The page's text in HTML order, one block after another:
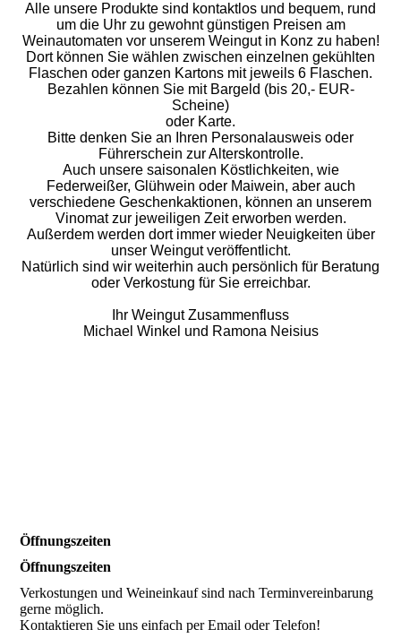
Alle unsere Produkte sind kontaktlos und bequem, rund
um die Uhr zu gewohnt günstigen Preisen am
Weinautomaten vor unserem Weingut in Konz zu haben!
Dort können Sie wählen zwischen einzelnen gekühlten
Flaschen oder ganzen Kartons mit jeweils 6 Flaschen.
Bezahlen können Sie mit Bargeld (bis 20,- EUR-
Scheine)
oder Karte.
Bitte denken Sie an Ihren Personalausweis oder
Führerschein zur Alterskontrolle.
Auch unsere saisonalen Köstlichkeiten, wie
Federweißer, Glühwein oder Maiwein, aber auch
verschiedene Geschenkaktionen, können an unserem
Vinomat zur jeweiligen Zeit erworben werden.
Außerdem werden dort immer wieder Neuigkeiten über
unser Weingut veröffentlicht.
Natürlich sind wir weiterhin auch persönlich für Beratung
oder Verkostung für Sie erreichbar.
Ihr Weingut Zusammenfluss
Michael Winkel und Ramona Neisius
Öffnungszeiten
Öffnungszeiten
Verkostungen und Weineinkauf sind nach Terminvereinbarung
gerne möglich.
Kontaktieren Sie uns einfach per Email oder Telefon!